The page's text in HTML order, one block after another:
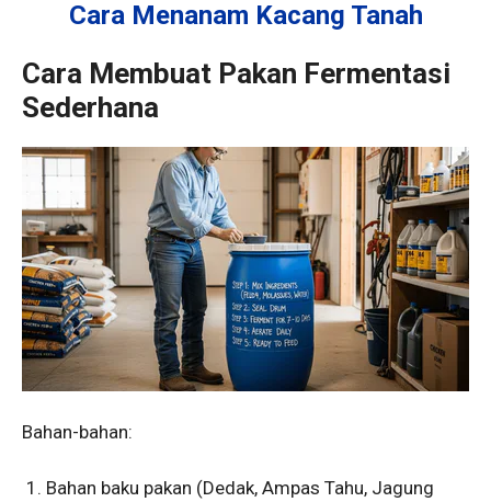
Cara Menanam Kacang Tanah
Cara Membuat Pakan Fermentasi
Sederhana
Bahan-bahan:
Bahan baku pakan (Dedak, Ampas Tahu, Jagung